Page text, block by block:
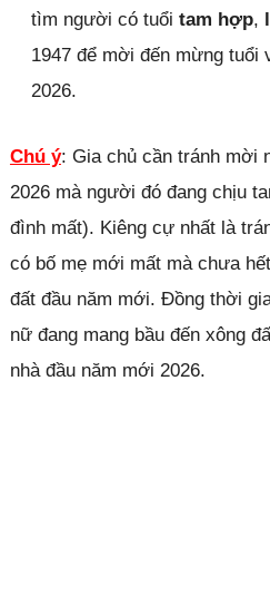
tìm người có tuổi tam hợp,
1947 để mời đến mừng tuổi
2026.
Chú ý: Gia chủ cần tránh mời
2026 mà người đó đang chịu
đình mất). Kiêng cự nhất là
có bố mẹ mới mất mà chưa
đất đầu năm mới. Đồng thời
nữ đang mang bầu đến xông
nhà đầu năm mới 2026.